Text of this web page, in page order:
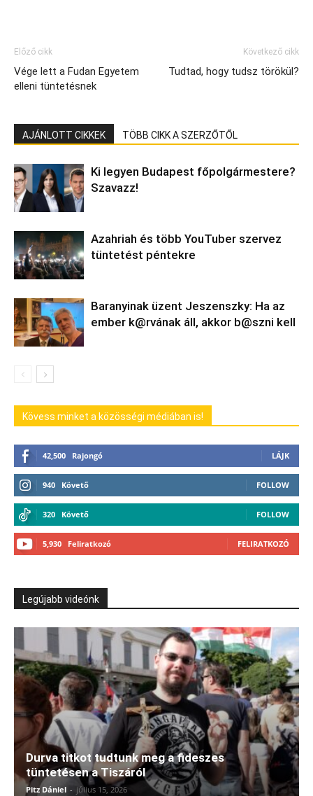
Előző cikk
Vége lett a Fudan Egyetem
elleni tüntetésnek
Következő cikk
Tudtad, hogy tudsz törökül?
AJÁNLOTT CIKKEK TÖBB CIKK A SZERZŐTŐL
Ki legyen Budapest főpolgármestere?
Szavazz!
Azahriah és több YouTuber szervez
tüntetést péntekre
Baranyinak üzent Jeszenszky: Ha az
ember k@rvának áll, akkor b@szni kell
Kövess minket a közösségi médiában is!
42,500 Rajongó LÁJK
940 Követő FOLLOW
320 Követő FOLLOW
5,930 Feliratkozó FELIRATKOZÓ
Legújabb videónk
Durva titkot tudtunk meg a fideszes
tüntetésen a Tiszáról
Pitz Dániel - július 15, 2026